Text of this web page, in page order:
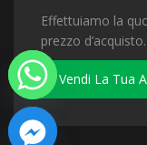
Effettuiamo la
prezzo d’acquisto.
Vendi La Tua